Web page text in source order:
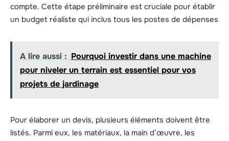
compte. Cette étape préliminaire est cruciale pour établir
un budget réaliste qui inclus tous les postes de dépenses
A lire aussi : Pourquoi investir dans une machine
pour niveler un terrain est essentiel pour vos
projets de jardinage
Pour élaborer un devis, plusieurs éléments doivent être
listés. Parmi eux, les matériaux, la main d’œuvre, les